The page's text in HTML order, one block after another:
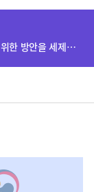
(보도설명) 정부는 거주용 1주택을 두텁게 보호하기 위한 방안을 세제개편안에 담았습니다.